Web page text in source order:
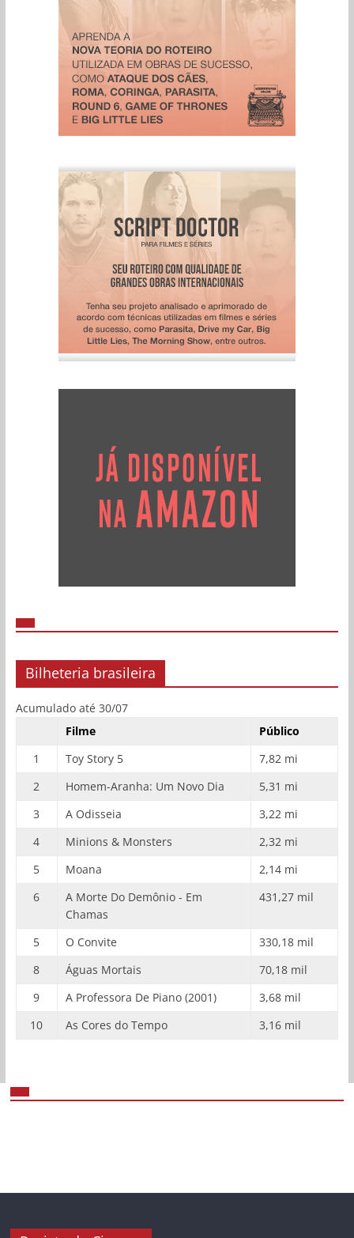
Bilheteria brasileira
Acumulado até 30/07
Filme
Público
1
Toy Story 5
7,82 mi
2
Homem-Aranha: Um Novo Dia
5,31 mi
3
A Odisseia
3,22 mi
4
Minions & Monsters
2,32 mi
5
Moana
2,14 mi
6
A Morte Do Demônio - Em
Chamas
431,27 mil
5 O Convite
330,18 mil
8
Águas Mortais
70,18 mil
9
A Professora De Piano (2001)
3,68 mil
10
As Cores do Tempo 3,16 mil